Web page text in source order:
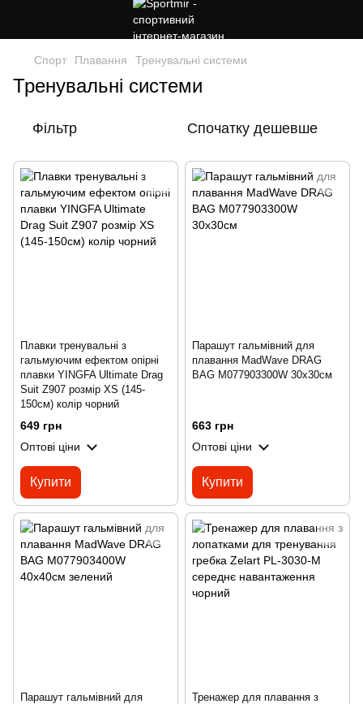
Спорт Плавання Тренувальні системи
Тренувальні системи
Фільтр Спочатку дешевше
Плавки тренувальні з
гальмуючим ефектом опірні
плавки YINGFA Ultimate Drag
Suit Z907 розмір XS (145-
150см) колір чорний
649 грн
Оптові ціни
Купити
Парашут гальмівний для
плавання MadWave DRAG
BAG M077903300W 30х30см
663 грн
Оптові ціни
Купити
Парашут гальмівний для
Тренажер для плавання з